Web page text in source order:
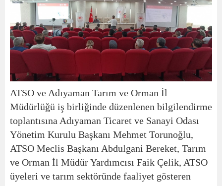
ATSO ve Adıyaman Tarım ve Orman İl
Müdürlüğü iş birliğinde düzenlenen bilgilendirme
toplantısına Adıyaman Ticaret ve Sanayi Odası
Yönetim Kurulu Başkanı Mehmet Torunoğlu,
ATSO Meclis Başkanı Abdulgani Bereket, Tarım
ve Orman İl Müdür Yardımcısı Faik Çelik, ATSO
üyeleri ve tarım sektöründe faaliyet gösteren